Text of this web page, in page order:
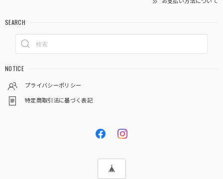
お支払い方法について
SEARCH
NOTICE
プライバシーポリシー
特定商取引法に基づく表記